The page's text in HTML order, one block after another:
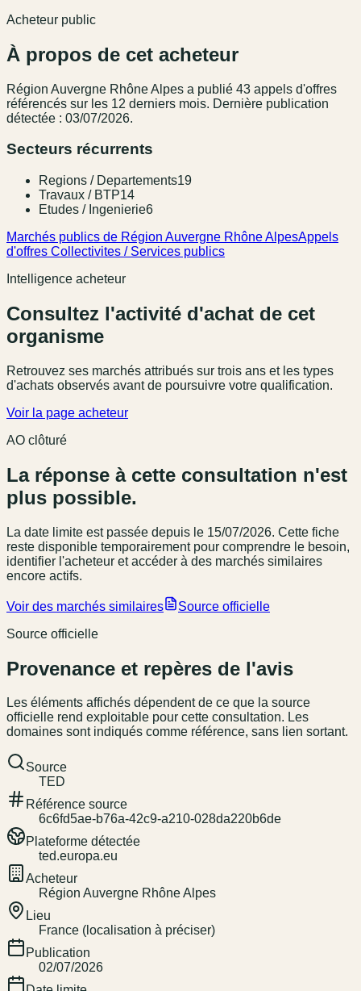
Acheteur public
À propos de cet acheteur
Région Auvergne Rhône Alpes a publié 43 appel s d'offres
référencés sur les 12 derniers mois. Dernière publication
détectée : 03/07/2026.
Secteurs récurrents
Regions / Departements19
Travaux / BTP14
Etudes / Ingenierie6
Marchés publics de Région Auvergne Rhône AlpesAppels
d'offres Collectivites / Services publics
Intelligence acheteur
Consultez l'activité d'achat de cet
organisme
Retrouvez ses marchés attribués sur trois ans et les types
d'achats observés avant de poursuivre votre qualification.
Voir la page acheteur
AO clôturé
La réponse à cette consultation n'est
plus possible.
La date limite est passée depuis le 15/07/2026. Cette fiche
reste disponible temporairement pour comprendre le besoin,
identifier l'acheteur et accéder à des marchés similaires
encore actifs.
Voir des marchés similaires
Source officielle
Source officielle
Provenance et repères de l'avis
Les éléments affichés dépendent de ce que la source
officielle rend exploitable pour cette consultation. Les
domaines sont indiqués comme référence, sans lien sortant.
Source
TED
Référence source
6c6fd5ae-b76a-42c9-a210-028da220b6de
Plateforme détectée
ted.europa.eu
Acheteur
Région Auvergne Rhône Alpes
Lieu
France (localisation à préciser)
Publication
02/07/2026